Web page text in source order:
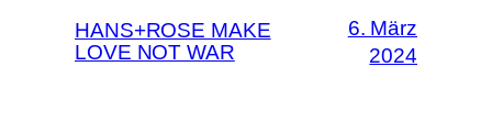
HANS+ROSE MAKE
LOVE NOT WAR
6. März
2024